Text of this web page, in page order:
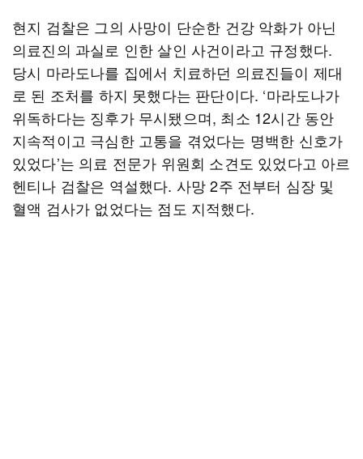
현지 검찰은 그의 사망이 단순한 건강 악화가 아닌
의료진의 과실로 인한 살인 사건이라고 규정했다.
당시 마라도나를 집에서 치료하던 의료진들이 제대
로 된 조처를 하지 못했다는 판단이다. ‘마라도나가
위독하다는 징후가 무시됐으며, 최소 12시간 동안
지속적이고 극심한 고통을 겪었다는 명백한 신호가
있었다’는 의료 전문가 위원회 소견도 있었다고 아르
헨티나 검찰은 역설했다. 사망 2주 전부터 심장 및
혈액 검사가 없었다는 점도 지적했다.